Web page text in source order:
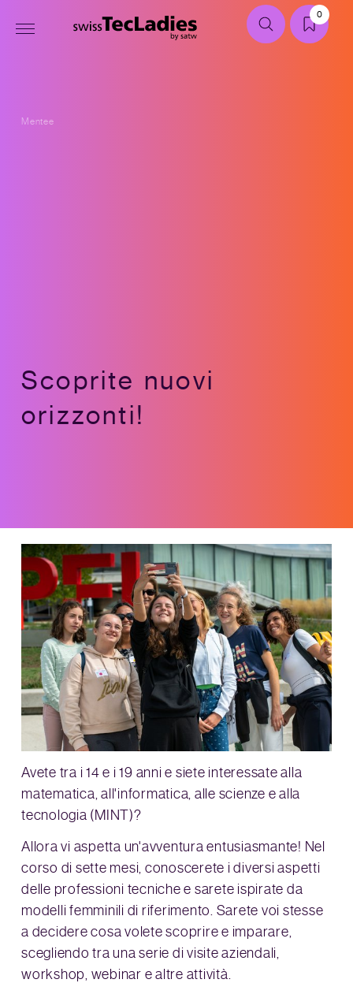
0
Mentee
Scoprite nuovi
orizzonti!
Avete tra i 14 e i 19 anni e siete interessate alla
matematica, all'informatica, alle scienze e alla
tecnologia (MINT)?
Allora vi aspetta un'avventura entusiasmante! Nel
corso di sette mesi, conoscerete i diversi aspetti
delle professioni tecniche e sarete ispirate da
modelli femminili di riferimento. Sarete voi stesse
a decidere cosa volete scoprire e imparare,
scegliendo tra una serie di visite aziendali,
workshop, webinar e altre attività.